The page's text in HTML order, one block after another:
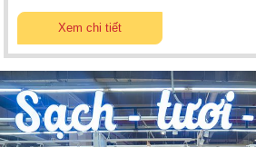
Xem chi tiết